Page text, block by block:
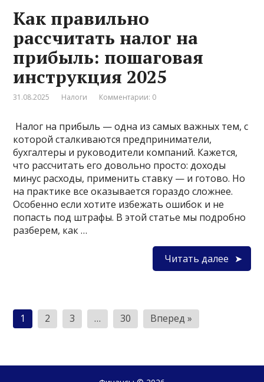
Как правильно
рассчитать налог на
прибыль: пошаговая
инструкция 2025
31.08.2025 Налоги Комментарии: 0
Налог на прибыль — одна из самых важных тем, с
которой сталкиваются предприниматели,
бухгалтеры и руководители компаний. Кажется,
что рассчитать его довольно просто: доходы
минус расходы, применить ставку — и готово. Но
на практике все оказывается гораздо сложнее.
Особенно если хотите избежать ошибок и не
попасть под штрафы. В этой статье мы подробно
разберем, как …
Читать далее
Пагинация
записей
1 2 3 … 30 Вперед »